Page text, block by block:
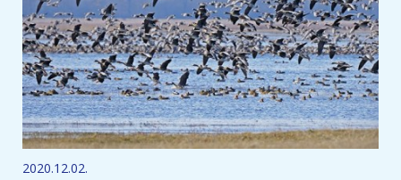
2020.12.02.